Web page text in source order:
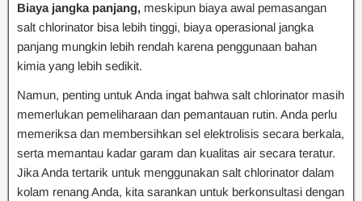
Biaya jangka panjang, meskipun biaya awal pemasangan
salt chlorinator bisa lebih tinggi, biaya operasional jangka
panjang mungkin lebih rendah karena penggunaan bahan
kimia yang lebih sedikit.
Namun, penting untuk Anda ingat bahwa salt chlorinator masih
memerlukan pemeliharaan dan pemantauan rutin. Anda perlu
memeriksa dan membersihkan sel elektrolisis secara berkala,
serta memantau kadar garam dan kualitas air secara teratur.
Jika Anda tertarik untuk menggunakan salt chlorinator dalam
kolam renang Anda, kita sarankan untuk berkonsultasi dengan